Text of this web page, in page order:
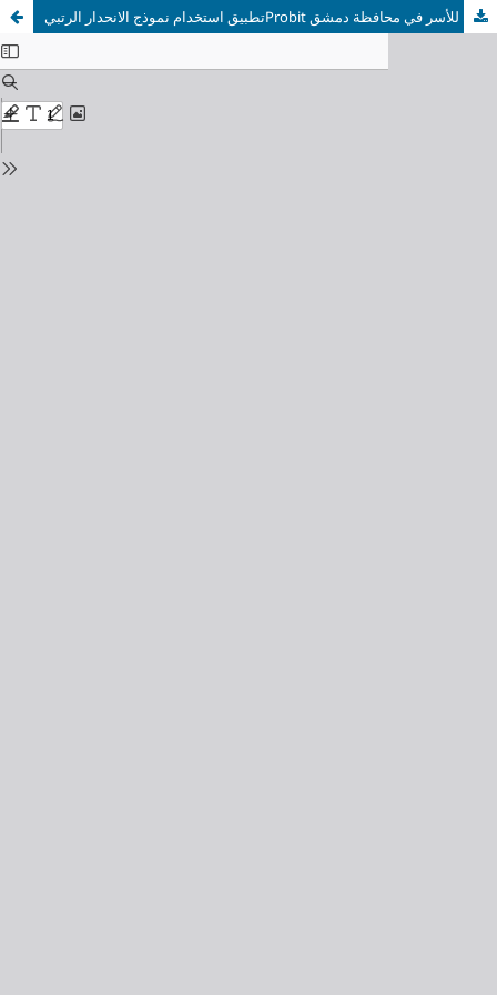
تطبيق استخدام نموذج الانحدار الرتبيProbit في دراسة محددات رضا الأسر عن وضعها المادي "دراسة تطبيقية على عينة عشوائية للأسر في محافظة دمشق"